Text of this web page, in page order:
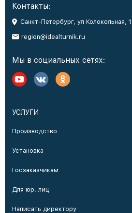
Контакты:
Санкт-Петербург, ул Колокольная, 1
region@idealturnik.ru
Мы в социальных сетях:
УСЛУГИ
Производство
Установка
Госзаказчикам
Для юр. лиц
Написать директору